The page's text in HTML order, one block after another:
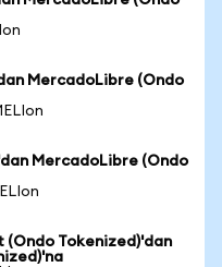
MercadoLibre (Ondo
MercadoLibre (Ondo
(Ondo Tokenized)'dan